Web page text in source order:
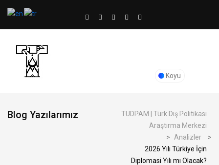
Koyu
Blog Yazılarımız
TUDPAM | Türk Dış Politikası
Araştırma Merkezi
>
Analizler
>
2026 Yılı Türkiye İçin
Diplomasi Yılı mı Olacak?